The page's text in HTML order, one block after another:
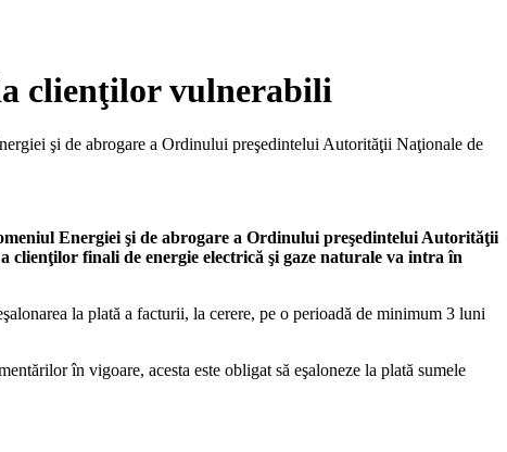
clienţilor vulnerabili
şi de abrogare a Ordinului preşedintelui Autorităţii Naţionale de
Energiei şi de abrogare a Ordinului preşedintelui Autorităţii
finali de energie electrică şi gaze naturale va intra în
la plată a facturii, la cerere, pe o perioadă de minimum 3 luni
în vigoare, acesta este obligat să eşaloneze la plată sumele